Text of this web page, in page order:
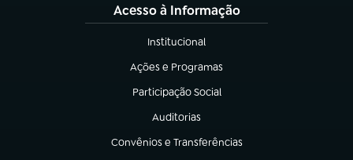
Acesso à Informação
Institucional
(abre em nova aba)
Ações e Programas
(abre em nova aba)
Participação Social
(abre em nova aba)
Auditorias
(abre em nova aba)
Convênios e Transferências
(abre em nova aba)